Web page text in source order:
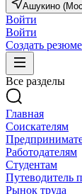
Ашукино
Войти
Войти
Создать резюме
Все разделы
Главная
Соискателям
Работодателям
Студентам
Путеводитель
Рынок труда